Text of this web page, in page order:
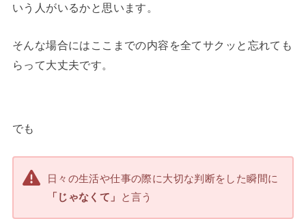
いう人がいるかと思います。
そんな場合にはここまでの内容を全てサクッと忘れても
らって大丈夫です。
でも
日々の生活や仕事の際に大切な判断をした瞬間に
「じゃなくて」
と言う